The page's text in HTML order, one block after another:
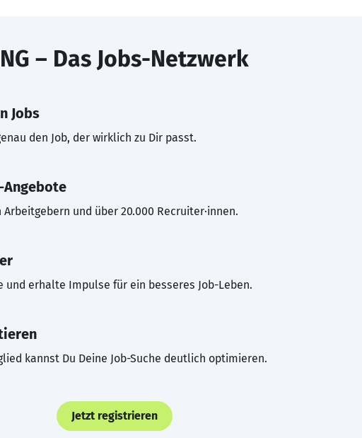
– Das Jobs-Netzwerk
Jobs
den Job, der wirklich zu Dir passt.
Angebote
Arbeitgebern und über 20.000 Recruiter·innen.
und erhalte Impulse für ein besseres Job-Leben.
kannst Du Deine Job-Suche deutlich optimieren.
Jetzt registrieren